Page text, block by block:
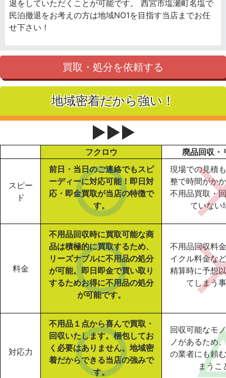
退をしていただくことが可能です。 西宮市塩瀬町名塩で
民泊撤退をお考えの方は地域NO1を目指す当店までお任
せ下さい！
買取・処分を依頼する
地域密着だから強い！
▶▶▶
フクロウ 廃品回収・
スピー
ド
前日・当日のご連絡でもスピ
ーディーに対応可能！即日対
応・即金買取が当店の特徴で
す。
現場での見積
整で時間がか
不用品買取・
ていない
料金
不用品回収時に買取可能な商
品は積極的に買取するため、
リーズナブルに不用品の処分
が可能。即日即金で買い取り
するためお得に不用品の処分
が可能です。
不用品回収料
イクル料金な
精算時に予想
てしまう
対応力
不用品１点から喜んで買取・
回収いたします。梱包してお
く必要はありません。地域密
着だからできる当店の強みで
す。
回収可能なモ
ノがあるため
の業者にも頼
まうこ